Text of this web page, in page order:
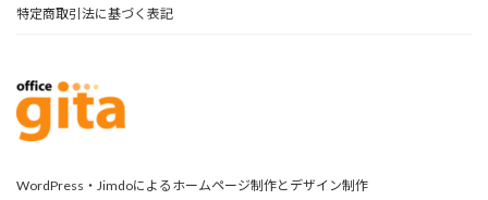
特定商取引法に基づく表記
WordPress・Jimdoによるホームページ制作とデザイン制作